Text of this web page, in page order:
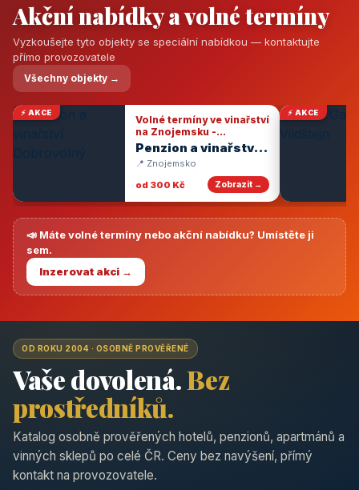
Akční nabídky a volné termíny
Vyzkoušejte tyto objekty se speciální nabídkou — kontaktujte
přímo provozovatele
Všechny objekty →
⚡ AKCE
Volné termíny ve vinařství
na Znojemsku -
degustace vín
Penzion a vinařství
Dobrovolný
📍 Znojemsko
od 300 Kč
Zobrazit →
⚡ AKCE
📣 Máte volné termíny nebo akční nabídku? Umístěte ji
sem.
Inzerovat akci →
OD ROKU 2004 · OSOBNĚ PROVĚŘENÉ
Vaše dovolená.Bez
prostředníků.
Katalog osobně prověřených hotelů, penzionů, apartmánů a
vinných sklepů po celé ČR. Ceny bez navýšení, přímý
kontakt na provozovatele.